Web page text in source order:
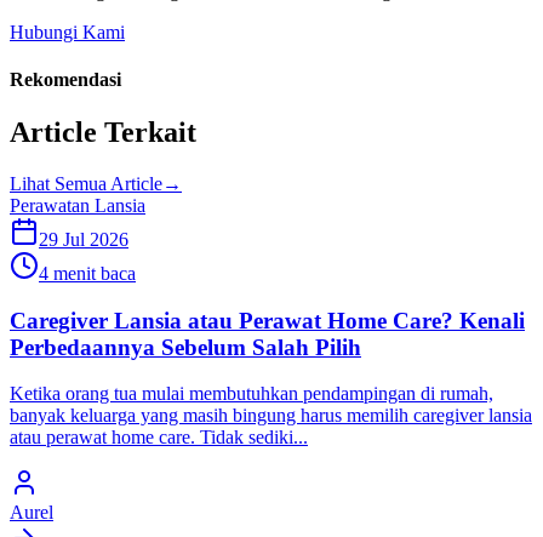
Hubungi Kami
Rekomendasi
Article Terkait
Lihat Semua Article→
Perawatan Lansia
29 Jul 2026
4 menit baca
Caregiver Lansia atau Perawat Home Care? Kenali
Perbedaannya Sebelum Salah Pilih
Ketika orang tua mulai membutuhkan pendampingan di rumah,
banyak keluarga yang masih bingung harus memilih caregiver lansia
atau perawat home care. Tidak sediki...
Aurel